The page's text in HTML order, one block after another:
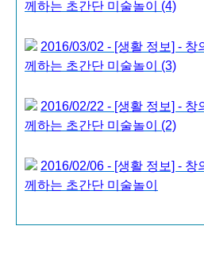
께하는 초간단 미술놀이 (4)
2016/03/02 - [생활 정보] - 창
께하는 초간단 미술놀이 (3)
2016/02/22 - [생활 정보] - 창
께하는 초간단 미술놀이 (2)
2016/02/06 - [생활 정보] - 창
께하는 초간단 미술놀이